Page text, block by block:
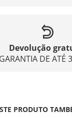
Devolução
GARANTIA DE ATÉ
PRODUTO